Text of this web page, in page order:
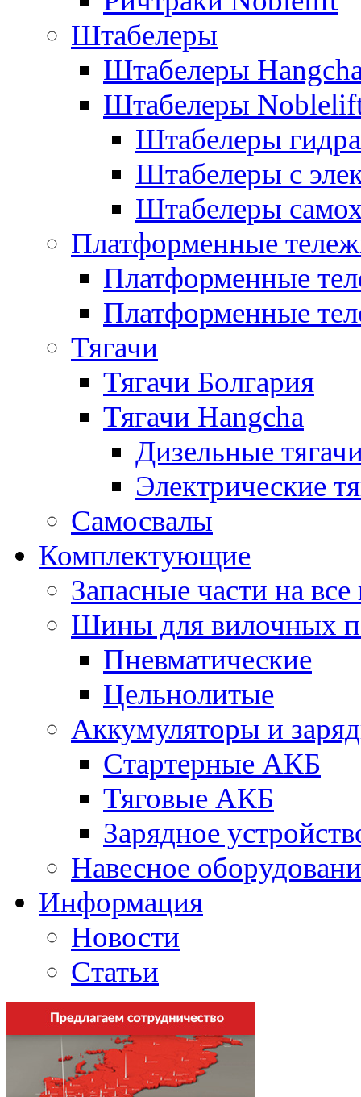
Штабелеры
Штабелеры
Штабелеры
Штабелеры
Штабелеры с
Штабелеры
Платформенные
Платформенные
Платформенные
Тягачи
Тягачи Болгария
Тягачи Hangcha
Дизельные
Электрические
Самосвалы
Комплектующие
Запасные части на
Шины для вилочных
Пневматические
Цельнолитые
Аккумуляторы и
Стартерные АКБ
Тяговые АКБ
Зарядное
Навесное
Информация
Новости
Статьи